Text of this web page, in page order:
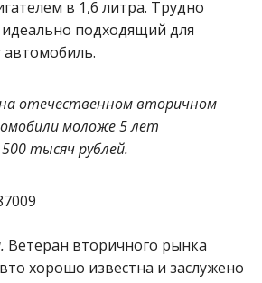
в 1,6 литра. Трудно
подходящий для
автомобиль.
отечественном вторичном
моложе 5 лет
тысяч рублей.
Ветеран вторичного рынка
хорошо известна и заслужено